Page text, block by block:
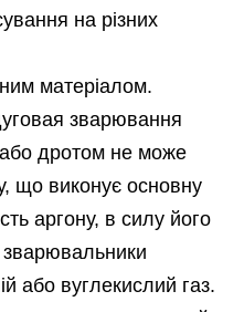
на різних
матеріалом.
зварювання
дротом не може
що виконує основну
аргону, в силу його
зварювальники
або вуглекислий газ.